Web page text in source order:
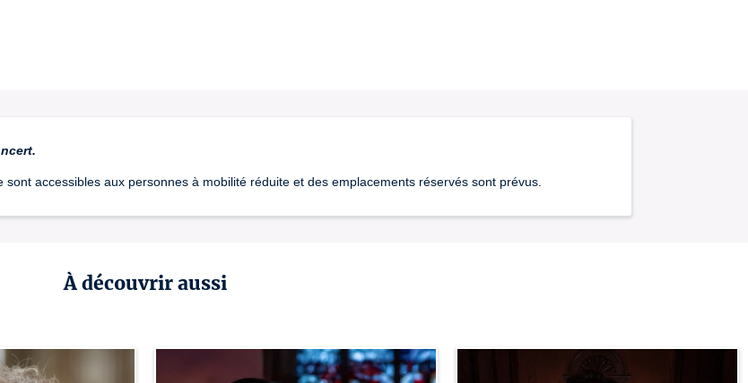
À découvrir aussi
accessibles aux personnes à mobilité réduite et des emplacements réservés sont prévus.